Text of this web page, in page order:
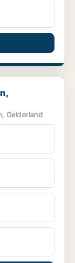
Gelderland